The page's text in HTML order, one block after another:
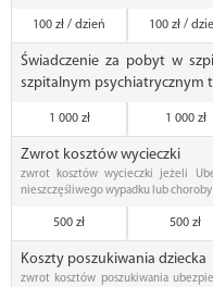
100 zł / dzień 100 zł /
Świadczenie za pobyt w
szpitalnym psychiatrycznym
1 000 zł 1 000 zł
Zwrot kosztów wycieczki
zwrot kosztów wycieczki jeżeli
nieszczęśliwego wypadku lub choroby
500 zł 500 zł
Koszty poszukiwania dziecka
zwrot kosztów poszukiwania